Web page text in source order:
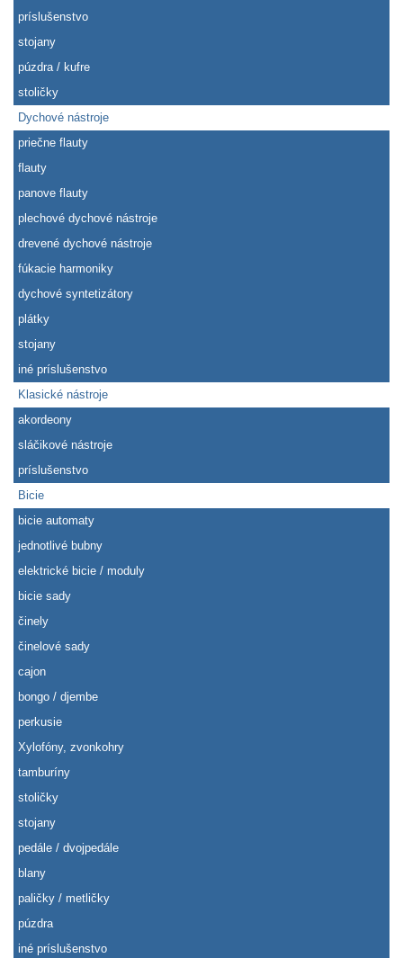
príslušenstvo
stojany
púzdra / kufre
stoličky
Dychové nástroje
priečne flauty
flauty
panove flauty
plechové dychové nástroje
drevené dychové nástroje
fúkacie harmoniky
dychové syntetizátory
plátky
stojany
iné príslušenstvo
Klasické nástroje
akordeony
sláčikové nástroje
príslušenstvo
Bicie
bicie automaty
jednotlivé bubny
elektrické bicie / moduly
bicie sady
činely
činelové sady
cajon
bongo / djembe
perkusie
Xylofóny, zvonkohry
tamburíny
stoličky
stojany
pedále / dvojpedále
blany
paličky / metličky
púzdra
iné príslušenstvo